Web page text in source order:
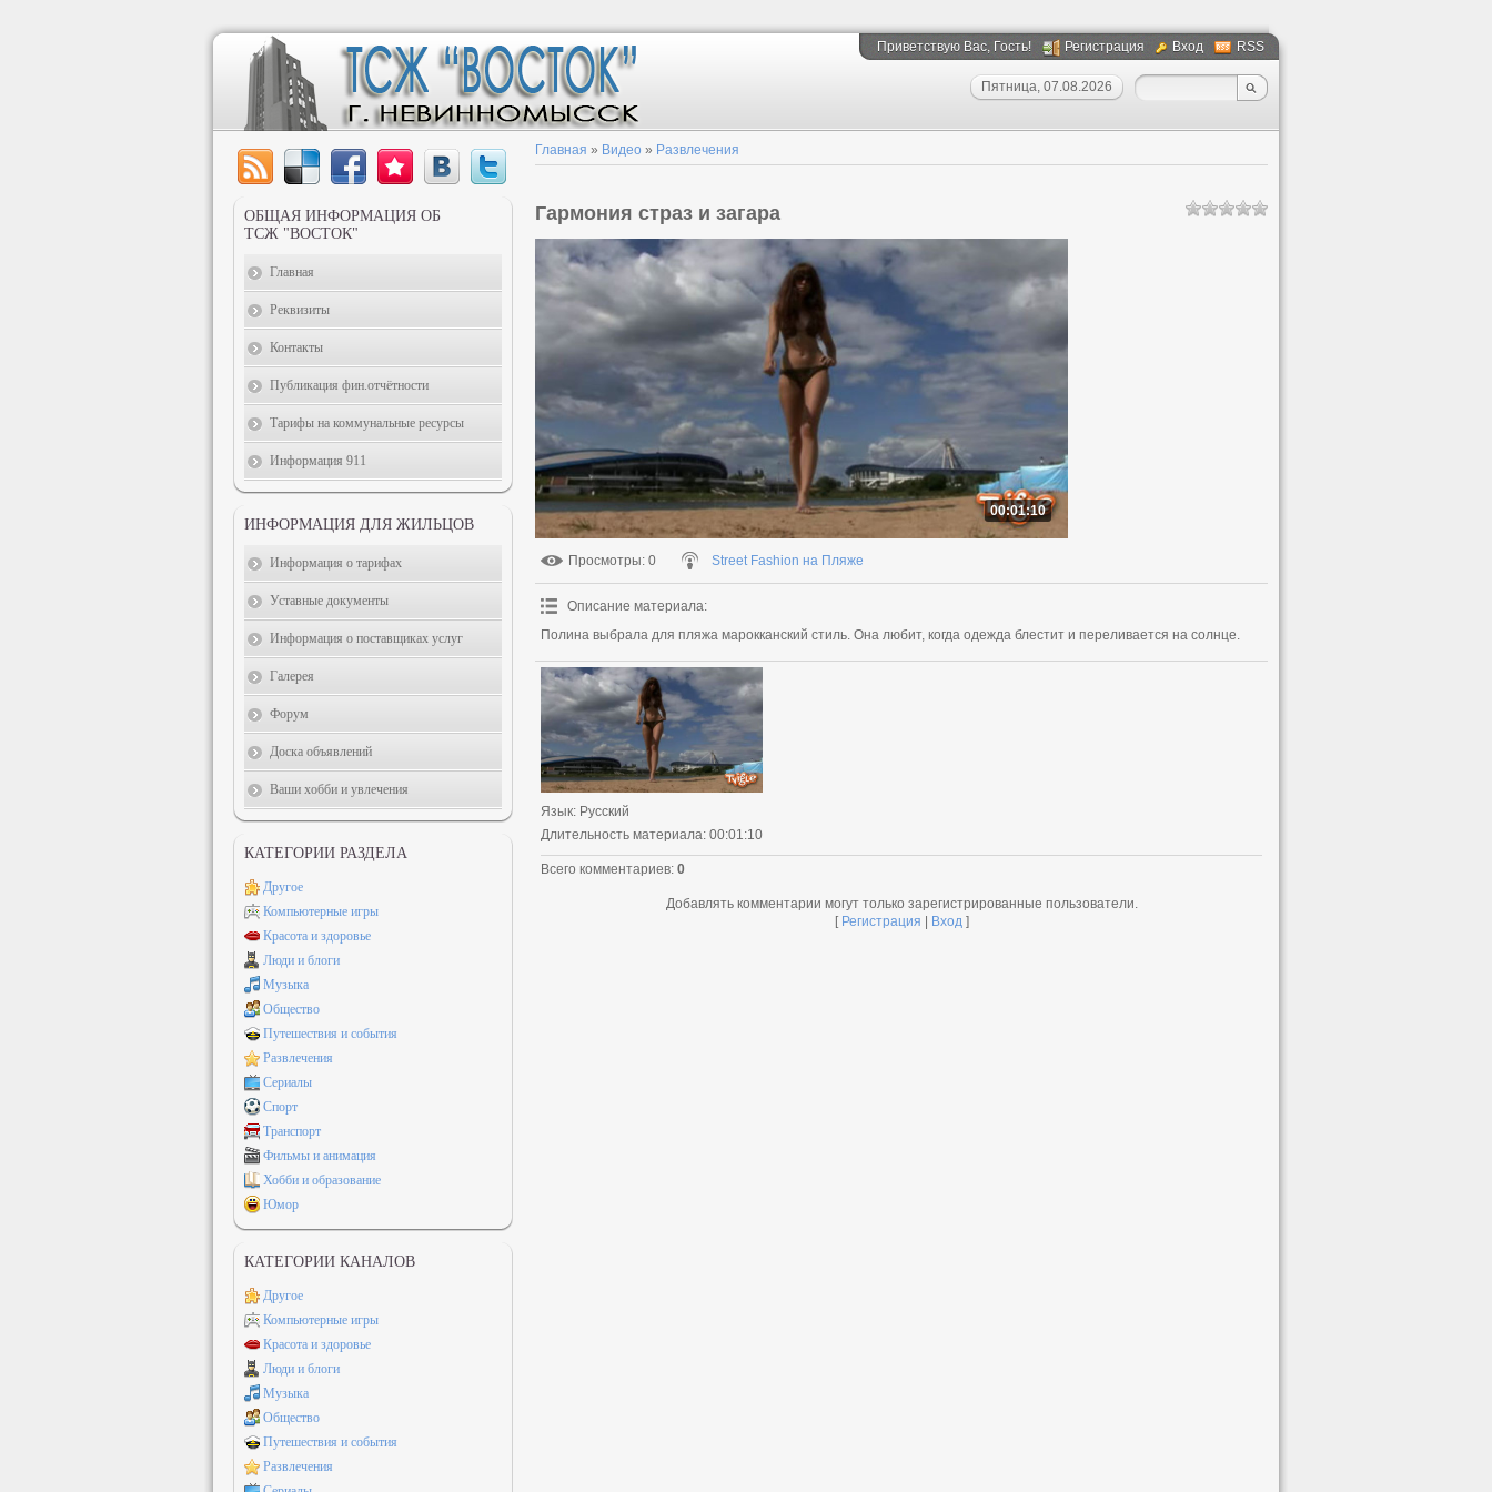
Приветствую Вас, Гость! Регистрация Вход RSS
Пятница, 07.08.2026
Главная » Видео » Развлечения
Гармония страз и загара
00:01:10
Просмотры: 0 Street Fashion на Пляже
Описание материала:
Полина выбрала для пляжа марокканский стиль. Она любит, когда одежда блестит и переливается на солнце.
Язык: Русский
Длительность материала: 00:01:10
Всего комментариев: 0
Добавлять комментарии могут только зарегистрированные пользователи.
[ Регистрация | Вход ]
ОБЩАЯ ИНФОРМАЦИЯ ОБ
ТСЖ "ВОСТОК"
Главная
Реквизиты
Контакты
Публикация фин.отчётности
Тарифы на коммунальные ресурсы
Информация 911
ИНФОРМАЦИЯ ДЛЯ ЖИЛЬЦОВ
Информация о тарифах
Уставные документы
Информация о поставщиках услуг
Галерея
Форум
Доска объявлений
Ваши хобби и увлечения
КАТЕГОРИИ РАЗДЕЛА
Другое
Компьютерные игры
Красота и здоровье
Люди и блоги
Музыка
Общество
Путешествия и события
Развлечения
Сериалы
Спорт
Транспорт
Фильмы и анимация
Хобби и образование
Юмор
КАТЕГОРИИ КАНАЛОВ
Другое
Компьютерные игры
Красота и здоровье
Люди и блоги
Музыка
Общество
Путешествия и события
Развлечения